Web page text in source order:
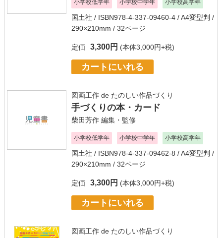
小学校低学年 小学校中学年 小学校高学年
国土社 / ISBN978-4-337-09460-4 / A4変型判 /
290×210mm / 32ページ
定価 3,300円 (本体3,000円+税)
カートにいれる
図画工作 de たのしい作品づくり
手づくりの本・カード
柴田芳作 編集・監修
小学校低学年 小学校中学年 小学校高学年
国土社 / ISBN978-4-337-09462-8 / A4変型判 /
290×210mm / 32ページ
定価 3,300円 (本体3,000円+税)
カートにいれる
図画工作 de たのしい作品づくり